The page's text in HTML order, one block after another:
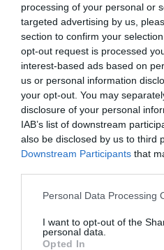
processing of your personal or
targeted advertising by us,
section to confirm your
opt-out request is processed
interest-based ads based on
us or personal information
your opt-out. You may
disclosure of your personal
IAB’s list of downstream
also be disclosed by us to third
Downstream Participants that
Personal Data Processing
I want to opt-out of the
personal data.
Opted In